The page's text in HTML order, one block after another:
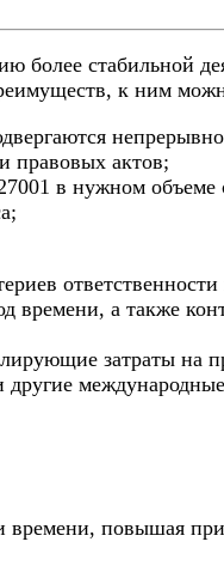
более стабильной
к ним
правовых актов;
в нужном
времени, а также
затраты на
и времени, повышая